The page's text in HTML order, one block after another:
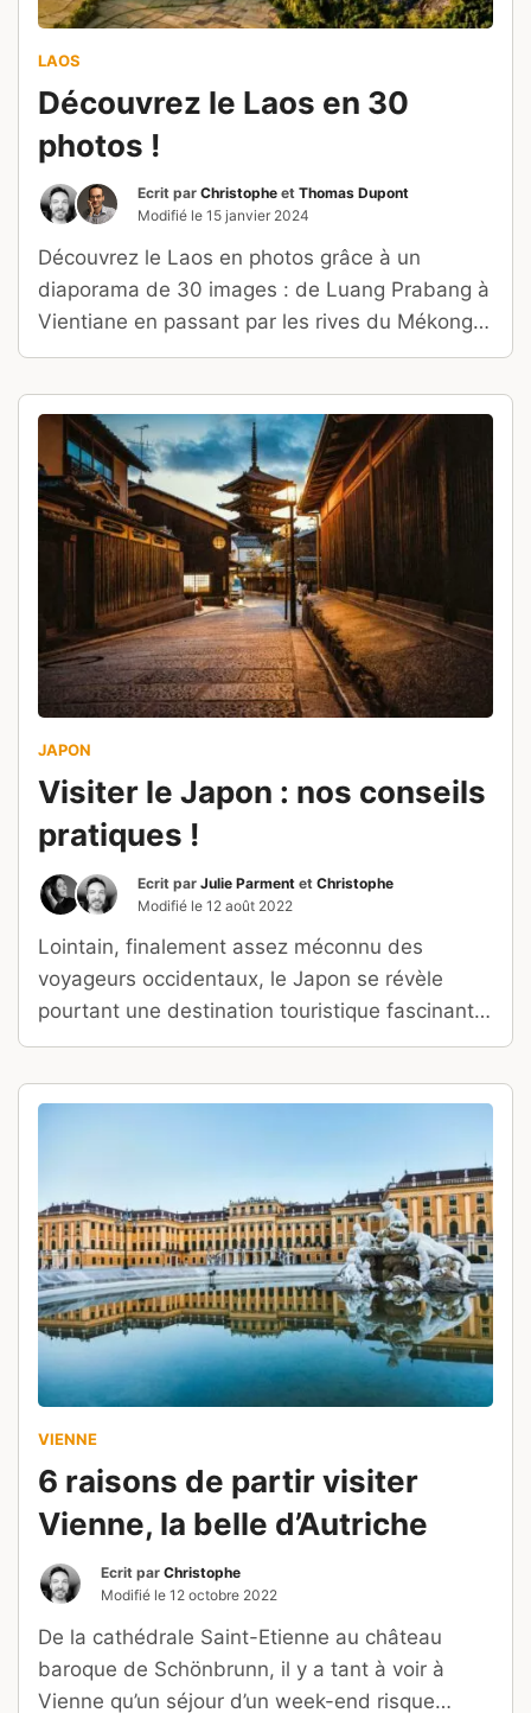
LAOS
Découvrez le Laos en 30
photos !
Ecrit par Christophe et Thomas Dupont
Modifié le 15 janvier 2024
Découvrez le Laos en photos grâce à un
diaporama de 30 images : de Luang Prabang à
Vientiane en passant par les rives du Mékong,
visitez un pays aux paysages saisissants !
JAPON
Visiter le Japon : nos conseils
pratiques !
Ecrit par Julie Parment et Christophe
Modifié le 12 août 2022
Lointain, finalement assez méconnu des
voyageurs occidentaux, le Japon se révèle
pourtant une destination touristique fascinante,
toute en contraste.
VIENNE
6 raisons de partir visiter
Vienne, la belle d’Autriche
Ecrit par Christophe
Modifié le 12 octobre 2022
De la cathédrale Saint-Etienne au château
baroque de Schönbrunn, il y a tant à voir à
Vienne qu’un séjour d’un week-end risque